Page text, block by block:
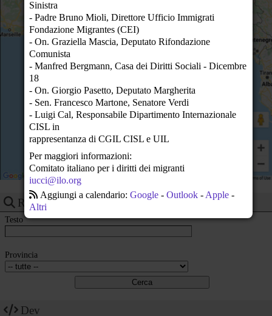
21
22
23
Ricerca eventi
Testo
Provincia
Dev
Sinistra
- Padre Bruno Mioli, Direttore Ufficio Immigrati
Fondazione Migrantes (CEI)
- On. Graziella Mascia, Deputato Rifondazione
Comunista
- Manfred Bergmann, Casa dei Diritti Sociali - Dicembre
18
- On. Giorgio Pasetto, Deputato Margherita
- Sen. Francesco Martone, Senatore Verdi
- Luigi Cal, Responsabile Dipartimento Internazionale
CISL in
rappresentanza di CGIL CISL e UIL
Per maggiori informazioni:
Comitato italiano per i diritti dei migranti
iucci@ilo.org
Aggiungi a calendario: Google- Outlook- Apple-
Altri